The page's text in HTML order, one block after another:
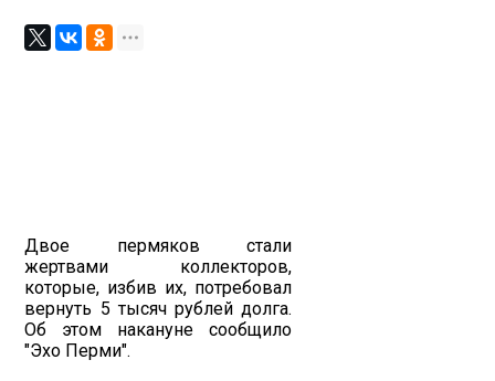
Двое пермяков стали
жертвами коллекторов,
которые, избив их, потребовал
вернуть 5 тысяч рублей долга.
Об этом накануне сообщило
"Эхо Перми".